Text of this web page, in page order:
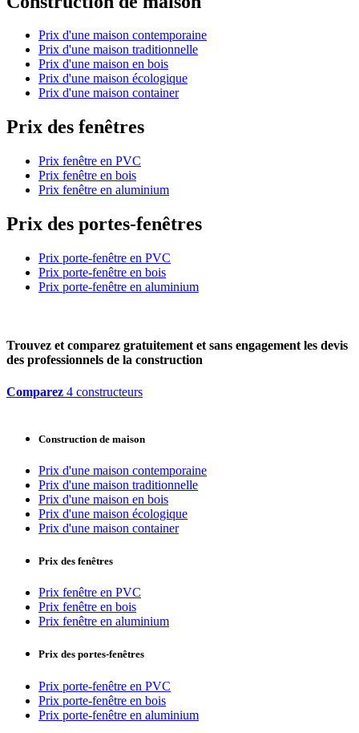
Prix d'une maison contemporaine
Prix d'une maison traditionnelle
Prix d'une maison en bois
Prix d'une maison écologique
Prix d'une maison container
Prix des fenêtres
Prix fenêtre en PVC
Prix fenêtre en bois
Prix fenêtre en aluminium
Prix des portes-fenêtres
Prix porte-fenêtre en PVC
Prix porte-fenêtre en bois
Prix porte-fenêtre en aluminium
Trouvez et comparez gratuitement et sans engagement les devis
des professionnels de la construction
Comparez 4 constructeurs
Construction de maison
Prix d'une maison contemporaine
Prix d'une maison traditionnelle
Prix d'une maison en bois
Prix d'une maison écologique
Prix d'une maison container
Prix des fenêtres
Prix fenêtre en PVC
Prix fenêtre en bois
Prix fenêtre en aluminium
Prix des portes-fenêtres
Prix porte-fenêtre en PVC
Prix porte-fenêtre en bois
Prix porte-fenêtre en aluminium